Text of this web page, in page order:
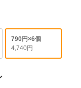
790円×6個
4,740円